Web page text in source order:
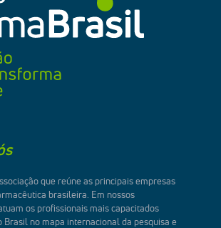
que reúne as principais empresas
brasileira. Em nossos
os profissionais mais capacitados
Brasil no mapa internacional da pesquisa e